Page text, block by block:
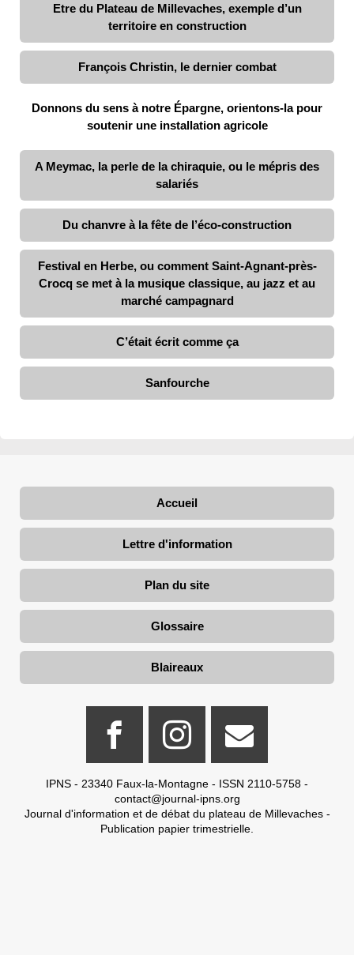
Etre du Plateau de Millevaches, exemple d’un
territoire en construction
François Christin, le dernier combat
Donnons du sens à notre Épargne, orientons-la pour
soutenir une installation agricole
A Meymac, la perle de la chiraquie, ou le mépris des
salariés
Du chanvre à la fête de l’éco-construction
Festival en Herbe, ou comment Saint-Agnant-près-
Crocq se met à la musique classique, au jazz et au
marché campagnard
C’était écrit comme ça
Sanfourche
Accueil
Lettre d'information
Plan du site
Glossaire
Blaireaux
IPNS - 23340 Faux-la-Montagne - ISSN 2110-5758 -
contact@journal-ipns.org
Journal d'information et de débat du plateau de Millevaches -
Publication papier trimestrielle.